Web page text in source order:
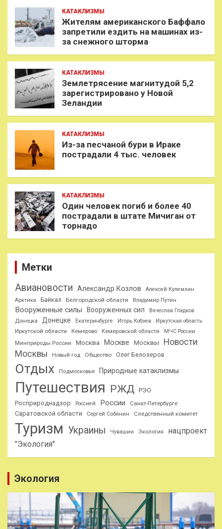
КАТАКЛИЗМЫ
Жителям американского Баффало
запретили ездить на машинах из-
за снежного шторма
КАТАКЛИЗМЫ
Землетрясение магнитудой 5,2
зарегистрировано у Новой
Зеландии
КАТАКЛИЗМЫ
Из-за песчаной бури в Ираке
пострадали 4 тыс. человек
КАТАКЛИЗМЫ
Один человек погиб и более 40
пострадали в штате Мичиган от
торнадо
Метки
Авиановости Александр Козлов
Алексей Кулемзин
Арктика
Байкал Белгородской области Владимир Путин
Вооруженные силы Вооруженных сил
Вячеслав Гладков
Донецка
Донецке Екатеринбурге Игорь Кобзев Иркутская область
Иркутской области Кемерово Кемеровской области
МЧС России
Минприроды России
Москва Москве Москвы
Новости
Москвы
Новый год Общество Олег Белозеров
Отдых Подмосковье Природные катаклизмы
Путешествия РЖД РЭО
Росприроднадзор
Россией России Санкт-Петербурге
Саратовской области Сергей Собянин Следственный комитет
Туризм Украины Чувашии Экология
нацпроект
"Экология"
Экология